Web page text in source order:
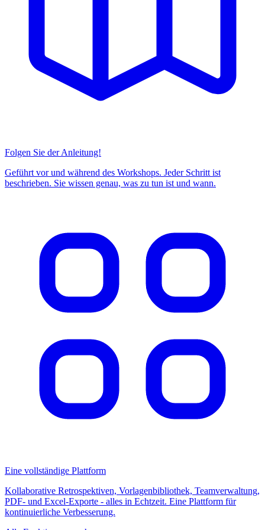
Folgen Sie der Anleitung!
Geführt vor und während des Workshops. Jeder Schritt ist
beschrieben. Sie wissen genau, was zu tun ist und wann.
Eine vollständige Plattform
Kollaborative Retrospektiven, Vorlagenbibliothek, Teamverwaltung,
PDF- und Excel-Exporte - alles in Echtzeit. Eine Plattform für
kontinuierliche Verbesserung.